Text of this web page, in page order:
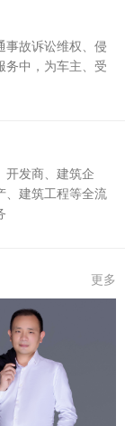
事故诉讼维权、侵
务中，为车主、受
开发商、建筑企
、建筑工程等全流
更多